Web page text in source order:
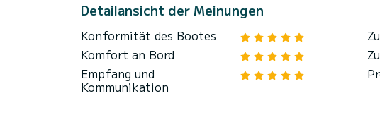
Detailansicht der Meinungen
Konformität des Bootes
Komfort an Bord
Empfang und
Kommunikation